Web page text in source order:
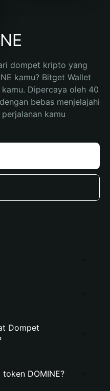
dompet kripto yang
kamu? Bitget Wallet
Dipercaya oleh 40
bebas menjelajahi
kamu
Dompet
DOMINE?